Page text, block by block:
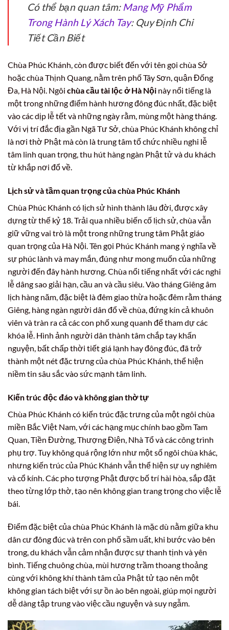
Có thể bạn quan tâm: Mang Mỹ Phẩm
Trong Hành Lý Xách Tay: Quy Định Chi
Tiết Cần Biết
Chùa Phúc Khánh, còn được biết đến với tên gọi chùa Sở
hoặc chùa Thịnh Quang, nằm trên phố Tây Sơn, quận Đống
Đa, Hà Nội. Ngôi chùa cầu tài lộc ở Hà Nội này nổi tiếng là
một trong những điểm hành hương đông đúc nhất, đặc biệt
vào các dịp lễ tết và những ngày rằm, mùng một hàng tháng.
Với vị trí đắc địa gần Ngã Tư Sở, chùa Phúc Khánh không chỉ
là nơi thờ Phật mà còn là trung tâm tổ chức nhiều nghi lễ
tâm linh quan trọng, thu hút hàng ngàn Phật tử và du khách
từ khắp nơi đổ về.
Lịch sử và tầm quan trọng của chùa Phúc Khánh
Chùa Phúc Khánh có lịch sử hình thành lâu đời, được xây
dựng từ thế kỷ 18. Trải qua nhiều biến cố lịch sử, chùa vẫn
giữ vững vai trò là một trong những trung tâm Phật giáo
quan trọng của Hà Nội. Tên gọi Phúc Khánh mang ý nghĩa về
sự phúc lành và may mắn, đúng như mong muốn của những
người đến đây hành hương. Chùa nổi tiếng nhất với các nghi
lễ dâng sao giải hạn, cầu an và cầu siêu. Vào tháng Giêng âm
lịch hàng năm, đặc biệt là đêm giao thừa hoặc đêm rằm tháng
Giêng, hàng ngàn người dân đổ về chùa, đứng kín cả khuôn
viên và tràn ra cả các con phố xung quanh để tham dự các
khóa lễ. Hình ảnh người dân thành tâm chắp tay khấn
nguyện, bất chấp thời tiết giá lạnh hay đông đúc, đã trở
thành một nét đặc trưng của chùa Phúc Khánh, thể hiện
niềm tin sâu sắc vào sức mạnh tâm linh.
Kiến trúc độc đáo và không gian thờ tự
Chùa Phúc Khánh có kiến trúc đặc trưng của một ngôi chùa
miền Bắc Việt Nam, với các hạng mục chính bao gồm Tam
Quan, Tiền Đường, Thượng Điện, Nhà Tổ và các công trình
phụ trợ. Tuy không quá rộng lớn như một số ngôi chùa khác,
nhưng kiến trúc của Phúc Khánh vẫn thể hiện sự uy nghiêm
và cổ kính. Các pho tượng Phật được bố trí hài hòa, sắp đặt
theo từng lớp thờ, tạo nên không gian trang trọng cho việc lễ
bái.
Điểm đặc biệt của chùa Phúc Khánh là mặc dù nằm giữa khu
dân cư đông đúc và trên con phố sầm uất, khi bước vào bên
trong, du khách vẫn cảm nhận được sự thanh tịnh và yên
bình. Tiếng chuông chùa, mùi hương trầm thoang thoảng
cùng với không khí thành tâm của Phật tử tạo nên một
không gian tách biệt với sự ồn ào bên ngoài, giúp mọi người
dễ dàng tập trung vào việc cầu nguyện và suy ngẫm.